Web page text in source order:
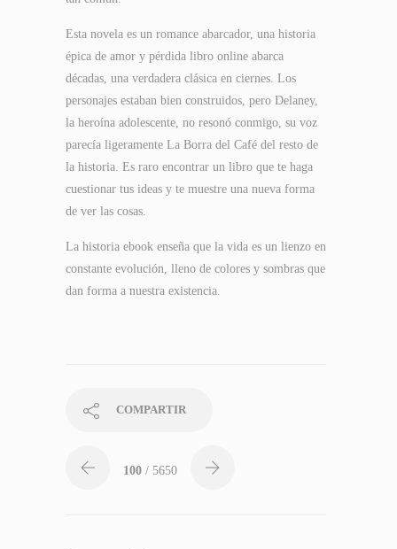
Esta novela es un romance abarcador, una historia
épica de amor y pérdida libro online​ abarca
décadas, una verdadera clásica en ciernes. Los
personajes estaban bien construidos, pero Delaney,
la heroína adolescente, no resonó conmigo, su voz
parecía ligeramente La Borra del Café del resto de
la historia. Es raro encontrar un libro que te haga
cuestionar tus ideas y te muestre una nueva forma
de ver las cosas.
La historia ebook enseña que la vida es un lienzo en
constante evolución, lleno de colores y sombras que
dan forma a nuestra existencia.
COMPARTIR
100 / 5650